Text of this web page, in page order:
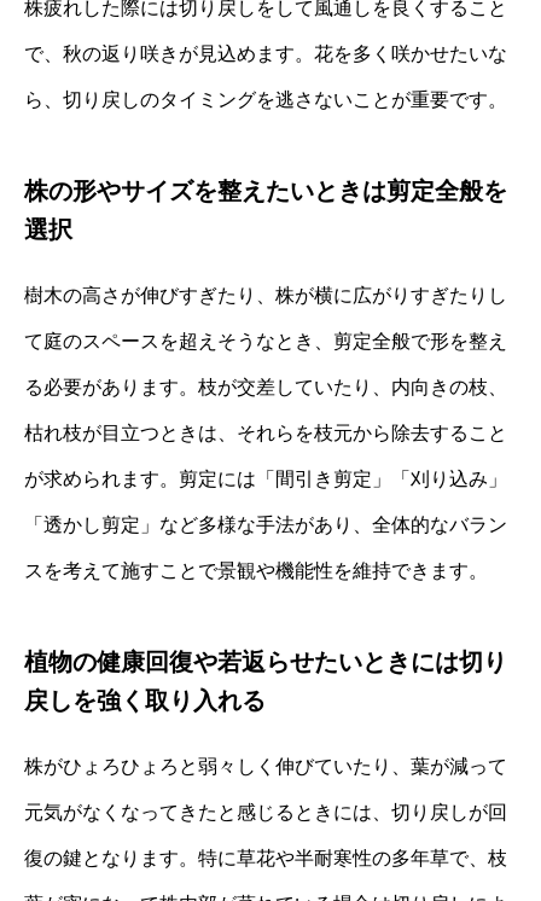
株疲れした際には切り戻しをして風通しを良くすること
で、秋の返り咲きが見込めます。花を多く咲かせたいな
ら、切り戻しのタイミングを逃さないことが重要です。
株の形やサイズを整えたいときは剪定全般を
選択
樹木の高さが伸びすぎたり、株が横に広がりすぎたりし
て庭のスペースを超えそうなとき、剪定全般で形を整え
る必要があります。枝が交差していたり、内向きの枝、
枯れ枝が目立つときは、それらを枝元から除去すること
が求められます。剪定には「間引き剪定」「刈り込み」
「透かし剪定」など多様な手法があり、全体的なバラン
スを考えて施すことで景観や機能性を維持できます。
植物の健康回復や若返らせたいときには切り
戻しを強く取り入れる
株がひょろひょろと弱々しく伸びていたり、葉が減って
元気がなくなってきたと感じるときには、切り戻しが回
復の鍵となります。特に草花や半耐寒性の多年草で、枝